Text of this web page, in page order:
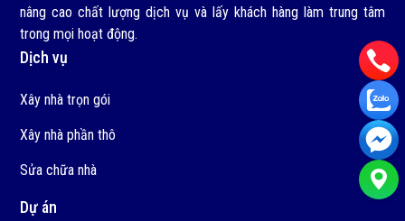
nâng cao chất lượng dịch vụ và lấy khách hàng làm trung tâm
trong mọi hoạt động.
Dịch vụ
Xây nhà trọn gói
Xây nhà phần thô
Sửa chữa nhà
Dự án